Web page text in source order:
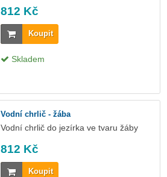
812 Kč
Koupit
Skladem
Vodní chrlič - žába
Vodní chrlič do jezírka ve tvaru žáby
812 Kč
Koupit